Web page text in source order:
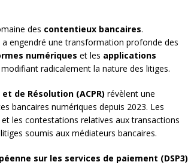
des contentieux bancaires.
a engendré une transformation profonde des
numériques et les applications
radicalement la nature des litiges.
de Résolution (ACPR) révèlent une
bancaires numériques depuis 2023. Les
les contestations relatives aux transactions
soumis aux médiateurs bancaires.
sur les services de paiement (DSP3)